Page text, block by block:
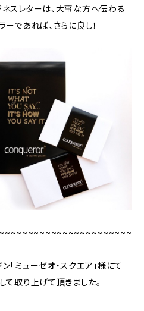
スレターは、大事な方へ伝わる
ーであれば、さらに良し！
ミューゼオ・スクエア」様にて
て取り上げて頂きました。